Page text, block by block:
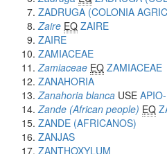
ZADRUGA (COLONIA
Zaire EQ ZAIRE
ZAIRE
ZAMIACEAE
Zamiaceae EQ ZAMIACEAE
ZANAHORIA
Zanahoria blanca USE
Zande (African people) EQ
ZANDE (AFRICANOS)
ZANJAS
ZANTHOXYLUM